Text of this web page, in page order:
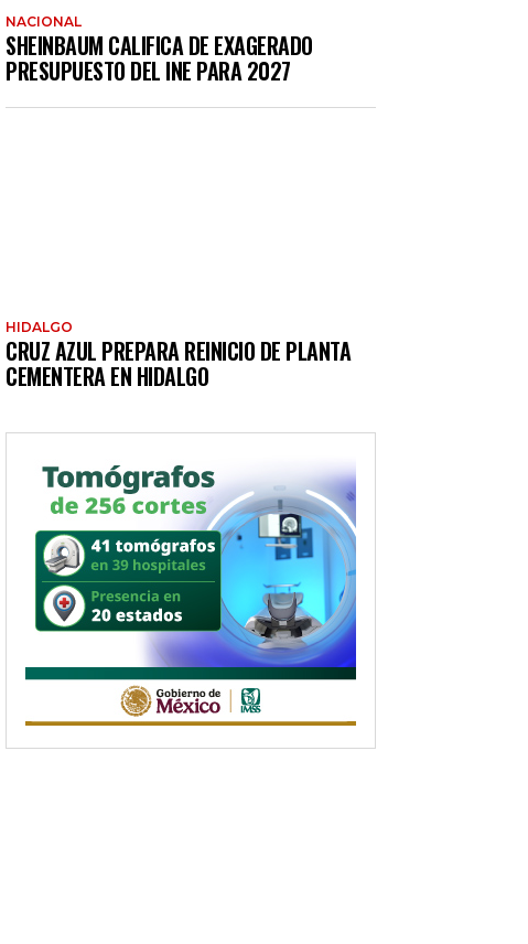
NACIONAL
SHEINBAUM CALIFICA DE EXAGERADO
PRESUPUESTO DEL INE PARA 2027
HIDALGO
CRUZ AZUL PREPARA REINICIO DE PLANTA
CEMENTERA EN HIDALGO